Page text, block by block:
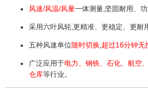
风速/风温/风量一体测量,坚固耐用、功
采用六叶风轮,更精准、更稳定、更耐
五种风速单位随时切换,超过16分钟无
广泛应用于电力、钢铁、石化、航空
仓库等行业。